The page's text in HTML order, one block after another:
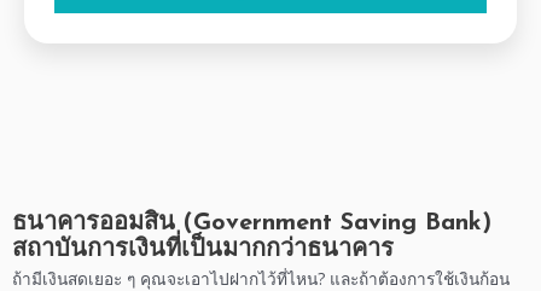
ธนาคารออมสิน (Government Saving Bank)
สถาบันการเงินที่เป็นมากกว่าธนาคาร
ถ้ามีเงินสดเยอะ ๆ คุณจะเอาไปฝากไว้ที่ไหน? และถ้าต้องการใช้เงินก้อน